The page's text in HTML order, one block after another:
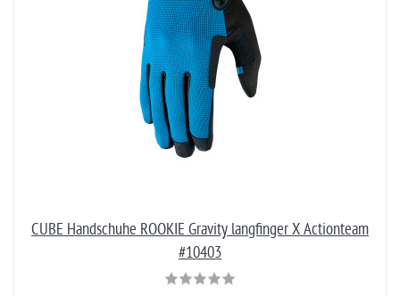
CUBE Handschuhe ROOKIE Gravity langfinger X Actionteam
#10403